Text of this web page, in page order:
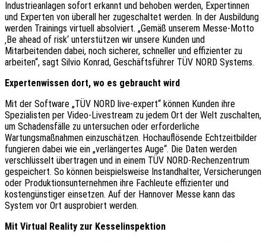
Industrieanlagen sofort erkannt und behoben werden, Expertinnen
und Experten von überall her zugeschaltet werden. In der Ausbildung
werden Trainings virtuell absolviert. „Gemäß unserem Messe-Motto
‚Be ahead of risk‘ unterstützen wir unsere Kunden und
Mitarbeitenden dabei, noch sicherer, schneller und effizienter zu
arbeiten“, sagt Silvio Konrad, Geschäftsführer TÜV NORD Systems.
Expertenwissen dort, wo es gebraucht wird
Mit der Software „TÜV NORD live-expert“ können Kunden ihre
Spezialisten per Video-Livestream zu jedem Ort der Welt zuschalten,
um Schadensfälle zu untersuchen oder erforderliche
Wartungsmaßnahmen einzuschätzen. Hochauflösende Echtzeitbilder
fungieren dabei wie ein „verlängertes Auge“. Die Daten werden
verschlüsselt übertragen und in einem TÜV NORD-Rechenzentrum
gespeichert. So können beispielsweise Instandhalter, Versicherungen
oder Produktionsunternehmen ihre Fachleute effizienter und
kostengünstiger einsetzen. Auf der Hannover Messe kann das
System vor Ort ausprobiert werden.
Mit Virtual Reality zur Kesselinspektion